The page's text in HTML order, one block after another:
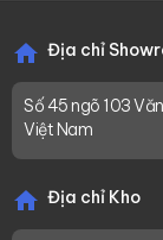
Địa chỉ
Số 45 ngõ 103
Việt Nam
Địa chỉ Kho